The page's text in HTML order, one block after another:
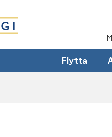
Flytta